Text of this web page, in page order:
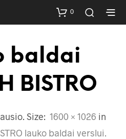
0
baldai
BISTRO
. Size: 1600 × 1026 in
lauko baldai verslui.